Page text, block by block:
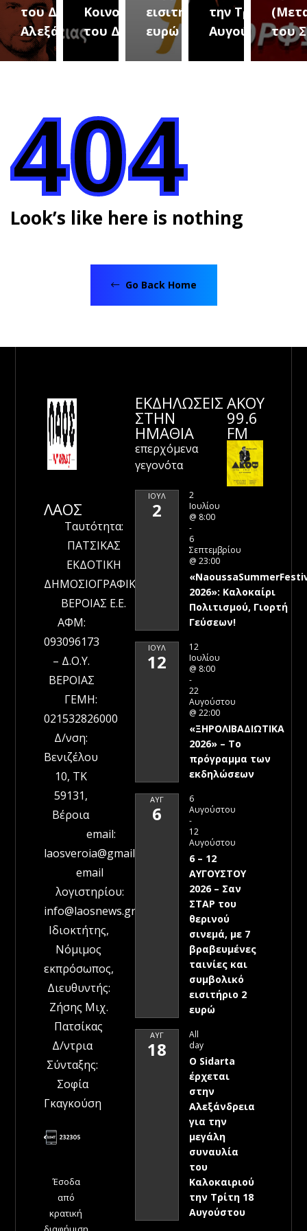
του Δήμου
Αλεξάνδρειας
Κοινοτήτων
του Δήμου
εισιτήριο 2
ευρώ
την Τρίτη 18
Αυγούστουτου
404
Look’s like here is nothing
Go Back Home
ΛΑΟΣ
Ταυτότητα:
ΠΑΤΣΙΚΑΣ
ΕΚΔΟΤΙΚΗ
ΔΗΜΟΣΙΟΓΡΑΦΙΚΗ
ΒΕΡΟΙΑΣ Ε.Ε.
ΑΦΜ:
093096173
– Δ.Ο.Υ.
ΒΕΡΟΙΑΣ
ΓΕΜΗ:
021532826000
Δ/νση:
Βενιζέλου
10, ΤΚ
59131,
Βέροια
email:
laosveroia@gmail.com
email
λογιστηρίου:
info@laosnews.gr
Ιδιοκτήτης,
Νόμιμος
εκπρόσωπος,
Διευθυντής:
Ζήσης Μιχ.
Πατσίκας
Δ/ντρια
Σύνταξης:
Σοφία
Γκαγκούση
Έσοδα
από
κρατική
ΕΚΔΗΛΩΣΕΙΣ
ΣΤΗΝ
ΗΜΑΘΊΑ
επερχόμενα
γεγονότα
ΙΟΎΛ
2
2
Ιουλίου
@ 8:00
-
6
Σεπτεμβρίου
@ 23:00
2026»: Καλοκαίρι
Πολιτισμού, Γιορτή
Γεύσεων!
ΙΟΎΛ
12
12
Ιουλίου
@ 8:00
-
22
Αυγούστου
@ 22:00
«ΞΗΡΟΛΙΒΑΔΙΩΤΙΚΑ
2026» – To
πρόγραμμα των
εκδηλώσεων
ΑΥΓ
6
6
Αυγούστου
-
12
Αυγούστου
6 – 12
ΑΥΓΟΥΣΤΟΥ
2026 – Σαν
ΣΤΑΡ του
θερινού
σινεμά, με 7
βραβευμένες
ταινίες και
συμβολικό
εισιτήριο 2
ευρώ
ΑΥΓ
18
All
day
Ο Sidarta
έρχεται
στην
Αλεξάνδρεια
για την
μεγάλη
συναυλία
του
Καλοκαιριού
την Τρίτη 18
Αυγούστου
ΑΚΟΥ
99.6
FM